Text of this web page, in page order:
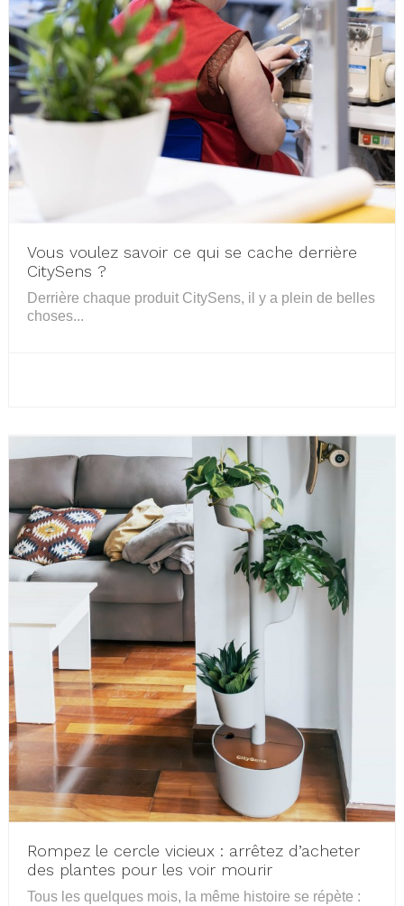
Vous voulez savoir ce qui se cache derrière
CitySens ?
Derrière chaque produit CitySens, il y a plein de belles
choses...
Rompez le cercle vicieux : arrêtez d’acheter
des plantes pour les voir mourir
Tous les quelques mois, la même histoire se répète :